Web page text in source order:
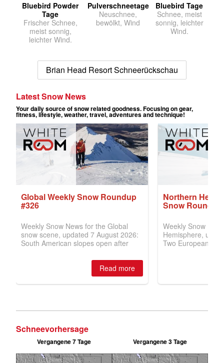
Bluebird Powder
Tage
Frischer Schnee,
meist sonnig,
leichter Wind.
Pulverschneetage
Neuschnee,
bewölkt, Wind
Bluebird Tage
Schnee, meist
sonnig, leichter
Wind.
Brian Head Resort Schneerückschau
Schneevorhersage
Vergangene 7 Tage Vergangene 3 Tage